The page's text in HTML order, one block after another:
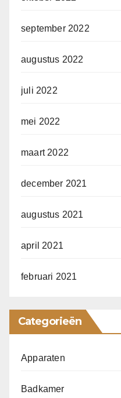
september 2022
augustus 2022
juli 2022
mei 2022
maart 2022
december 2021
augustus 2021
april 2021
februari 2021
Categorieën
Apparaten
Badkamer